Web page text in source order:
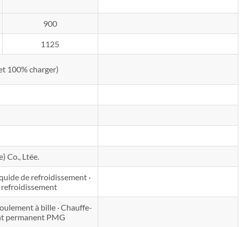
900
1125
100% charger)
Co., Ltée.
de refroidissement ·
refroidissement
à bille · Chauffe-
permanent PMG